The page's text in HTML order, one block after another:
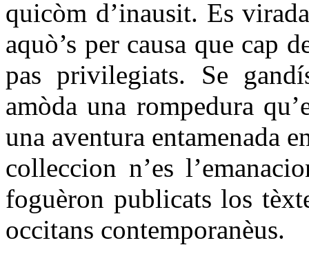
quicòm d’inausit. Es
aquò’s per causa que cap
pas privilegiats. Se
amòda una rompedura
una aventura entamenada
colleccion n’es
foguèron publicats los
occitans contemporanèus.